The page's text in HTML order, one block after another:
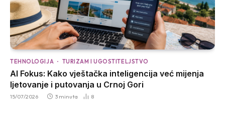
TEHNOLOGIJA TURIZAM I UGOSTITELJSTVO
AI Fokus: Kako vještačka inteligencija već mijenja
ljetovanje i putovanja u Crnoj Gori
15/07/2026 3 minuta 8